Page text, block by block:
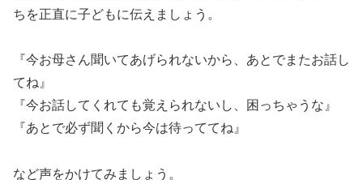
ちを正直に子どもに伝えましょう。
『今お母さん聞いてあげられないから、あとでまたお話し
てね』
『今お話してくれても覚えられないし、困っちゃうな』
『あとで必ず聞くから今は待っててね』
など声をかけてみましょう。